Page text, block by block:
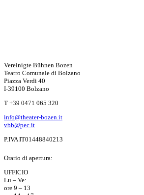
Vereinigte Bühnen Bozen
Teatro Comunale di Bolzano
Piazza Verdi 40
I-39100 Bolzano
T +39 0471 065 320
info@theater-bozen.it
vbb@pec.it
P.IVA IT01448840213
Orario di apertura:
UFFICIO
Lu – Ve:
ore 9 – 13